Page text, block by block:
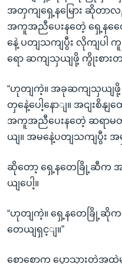
အတှကျရှေ့နမြေား ဆိုတာလည
အကူအညီပေးနတေဲ့ ရှေ့နတှေ
နေဲ့ ပတျသကျပွီး လိုကျပါ
ရော ဆကျသှယျဖို့ ကွိုးစား
“ဟုတျကဲ့။ အခုဆကျသှယျဖို့
တှနေဲ့ပေါ့နောျ။ အငျးစိနျ
အကူအညီပေးနတေဲ့ ဆရာမ
ယျ။ အမနေဲ့ပတျသကျပွီး အ
ဆိုတော့ ရှေ့နတေခြို့ဆီက
ယျပေါ့။
“ဟုတျကဲ့။ ရှေ့နတေခြို့ဆို
တေယျရှင့ျ။”
စောစောက ပွောသှားတဲ့အ